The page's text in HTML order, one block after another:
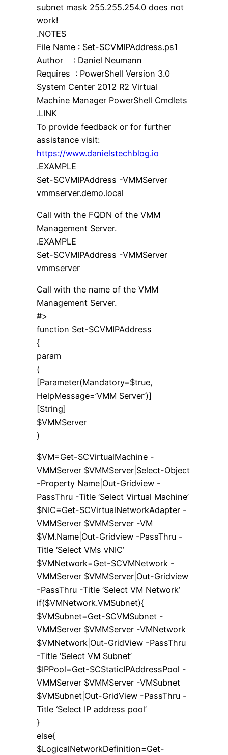
subnet mask 255.255.254.0 does not
work!
.NOTES
File Name : Set-SCVMIPAddress.ps1
Author : Daniel Neumann
Requires : PowerShell Version 3.0
System Center 2012 R2 Virtual
Machine Manager PowerShell Cmdlets
.LINK
To provide feedback or for further
assistance visit:
https://www.danielstechblog.io
.EXAMPLE
Set-SCVMIPAddress -VMMServer
vmmserver.demo.local
Call with the FQDN of the VMM
Management Server.
.EXAMPLE
Set-SCVMIPAddress -VMMServer
vmmserver
Call with the name of the VMM
Management Server.
#>
function Set-SCVMIPAddress
{
param
(
[Parameter(Mandatory=$true,
HelpMessage=’VMM Server’)]
[String]
$VMMServer
)
$VM=Get-SCVirtualMachine -
VMMServer $VMMServer|Select-Object
-Property Name|Out-Gridview -
PassThru -Title ‘Select Virtual Machine’
$NIC=Get-SCVirtualNetworkAdapter -
VMMServer $VMMServer -VM
$VM.Name|Out-Gridview -PassThru -
Title ‘Select VMs vNIC’
$VMNetwork=Get-SCVMNetwork -
VMMServer $VMMServer|Out-Gridview
-PassThru -Title ‘Select VM Network’
if($VMNetwork.VMSubnet){
$VMSubnet=Get-SCVMSubnet -
VMMServer $VMMServer -VMNetwork
$VMNetwork|Out-GridView -PassThru
-Title ‘Select VM Subnet’
$IPPool=Get-SCStaticIPAddressPool -
VMMServer $VMMServer -VMSubnet
$VMSubnet|Out-GridView -PassThru -
Title ‘Select IP address pool’
}
else{
$LogicalNetworkDefinition=Get-